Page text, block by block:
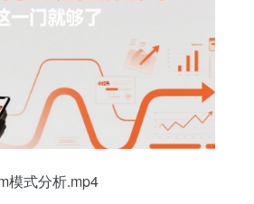
模式分析.mp4